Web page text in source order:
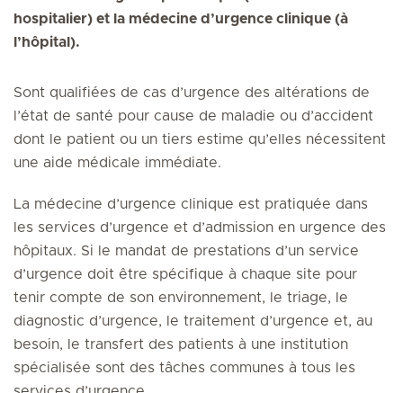
hospitalier) et la médecine d’urgence clinique (à
l’hôpital).
Sont qualifiées de cas d’urgence des altérations de
l’état de santé pour cause de maladie ou d’accident
dont le patient ou un tiers estime qu’elles nécessitent
une aide médicale immédiate.
La médecine d’urgence clinique est pratiquée dans
les services d’urgence et d’admission en urgence des
hôpitaux. Si le mandat de prestations d’un service
d’urgence doit être spécifique à chaque site pour
tenir compte de son environnement, le triage, le
diagnostic d’urgence, le traitement d’urgence et, au
besoin, le transfert des patients à une institution
spécialisée sont des tâches communes à tous les